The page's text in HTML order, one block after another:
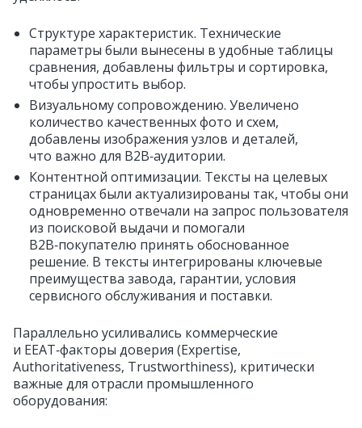
Структуре характеристик. Технические
параметры были вынесены в удобные таблицы
сравнения, добавлены фильтры и сортировка,
чтобы упростить выбор.
Визуальному сопровождению. Увеличено
количество качественных фото и схем,
добавлены изображения узлов и деталей,
что важно для B2B‑аудитории.
Контентной оптимизации. Тексты на целевых
страницах были актуализированы так, чтобы они
одновременно отвечали на запрос пользователя
из поисковой выдачи и помогали
B2B‑покупателю принять обоснованное
решение. В тексты интегрированы ключевые
преимущества завода, гарантии, условия
сервисного обслуживания и поставки.
Параллельно усиливались коммерческие
и EEAT‑факторы доверия (Expertise,
Authoritativeness, Trustworthiness), критически
важные для отрасли промышленного
оборудования: